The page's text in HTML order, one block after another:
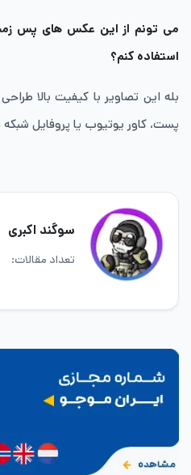
می تونم از این عکس های پس
استفاده کنم؟
بله این تصاویر با کیفیت بالا
پست، کاور یوتیوب یا پروفایل
سوگند اکبری
تعداد مقالات: